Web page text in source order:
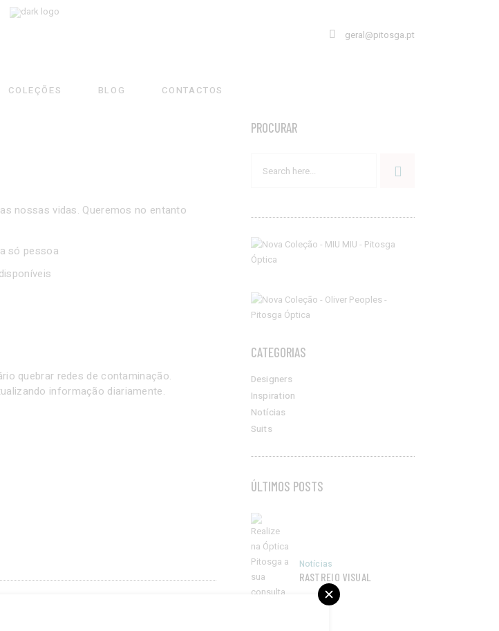
geral@pitosga.pt
COLEÇÕES BLOG CONTACTOS
nossas vidas. Queremos no entanto
só pessoa
quebrar redes de contaminação.
informação diariamente.
PROCURAR
for:
CATEGORIAS
Designers
Inspiration
Notícias
Suits
ÚLTIMOS POSTS
Notícias
RASTREIO VISUAL